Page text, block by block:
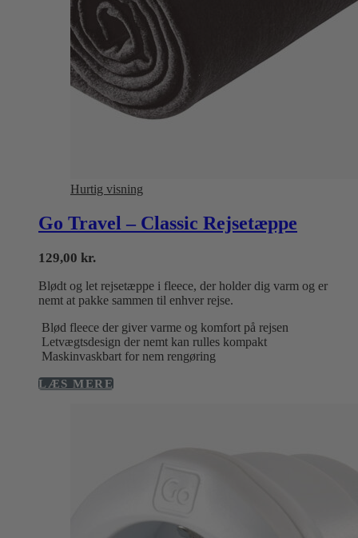
Hurtig visning
Go Travel – Classic Rejsetæppe
129,00 kr.
Blødt og let rejsetæppe i fleece, der holder dig varm og er
nemt at pakke sammen til enhver rejse.
Blød fleece der giver varme og komfort på rejsen
Letvægtsdesign der nemt kan rulles kompakt
Maskinvaskbart for nem rengøring
LÆS MERE